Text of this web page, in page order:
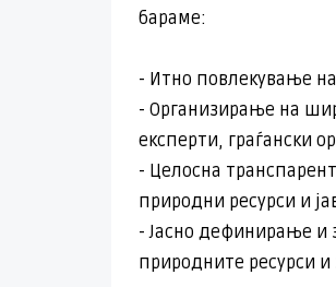
бараме:
- Итно повлекување
- Организирање на
експерти, граѓански
- Целосна
природни ресурси и
- Јасно дефинирање и
природните ресурси и